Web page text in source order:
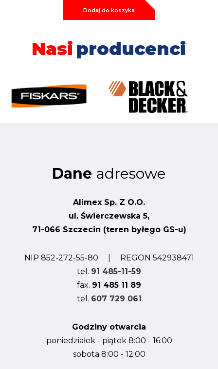
Dodaj do koszyka
Nasi producenci
Dane adresowe
Alimex Sp. Z O.O.
ul. Świerczewska 5,
71-066 Szczecin (teren byłego GS-u)
NIP 852-272-55-80 | REGON 542938471
tel. 91 485-11-59
fax. 91 485 11 89
tel. 607 729 061
Godziny otwarcia
poniedziałek - piątek 8:00 - 16:00
sobota 8:00 - 12:00